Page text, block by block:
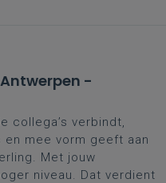
-
collega’s verbindt,
mee vorm geeft aan
Met jouw
niveau. Dat verdient